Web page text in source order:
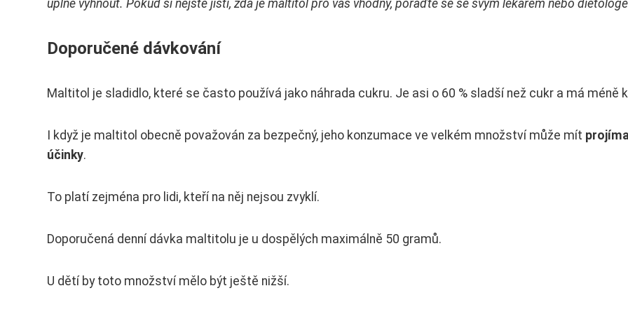
úplně vyhnout. Pokud si nejste jisti, zda je maltitol pro vás vhodný, poraďte se se svým lékařem nebo
Doporučené dávkování
Maltitol je sladidlo, které se často používá jako náhrada cukru. Je asi o 60 % sladší než cukr a má méně
I když je maltitol obecně považován za bezpečný, jeho konzumace ve velkém množství může mít
účinky.
To platí zejména pro lidi, kteří na něj nejsou zvyklí.
Doporučená denní dávka maltitolu je u dospělých maximálně 50 gramů.
U dětí by toto množství mělo být ještě nižší.